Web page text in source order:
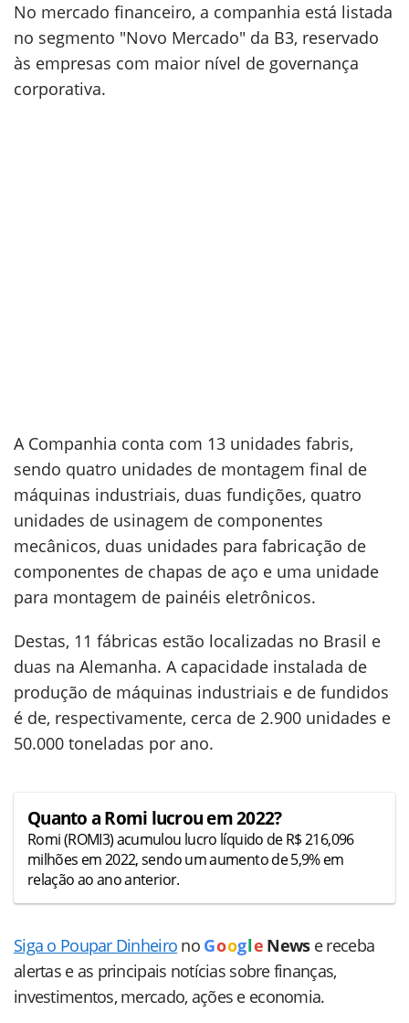
No mercado financeiro, a companhia está listada
no segmento "Novo Mercado" da B3, reservado
às empresas com maior nível de governança
corporativa.
A Companhia conta com 13 unidades fabris,
sendo quatro unidades de montagem final de
máquinas industriais, duas fundições, quatro
unidades de usinagem de componentes
mecânicos, duas unidades para fabricação de
componentes de chapas de aço e uma unidade
para montagem de painéis eletrônicos.
Destas, 11 fábricas estão localizadas no Brasil e
duas na Alemanha. A capacidade instalada de
produção de máquinas industriais e de fundidos
é de, respectivamente, cerca de 2.900 unidades e
50.000 toneladas por ano.
Quanto a Romi lucrou em 2022?
Romi (ROMI3) acumulou lucro líquido de R$ 216,096
milhões em 2022, sendo um aumento de 5,9% em
relação ao ano anterior.
Siga o Poupar Dinheiro no Goog le News e receba
alertas e as principais notícias sobre finanças,
investimentos, mercado, ações e economia.